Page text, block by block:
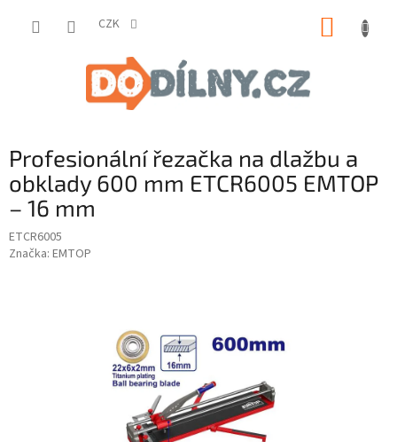
CZK
Profesionální řezačka na dlažbu a
obklady 600 mm ETCR6005 EMTOP
– 16 mm
ETCR6005
Značka: EMTOP